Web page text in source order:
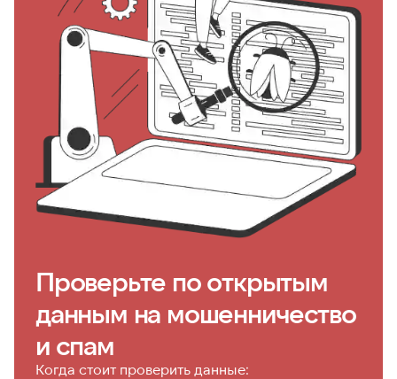
Проверьте по открытым
данным на мошенничество
и спам
Когда стоит проверить данные: